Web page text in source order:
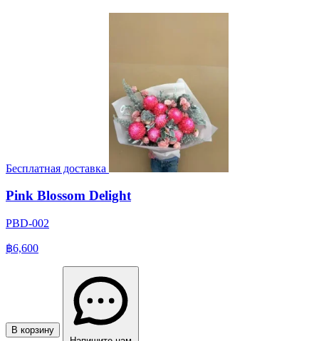
Бесплатная доставка
Pink Blossom Delight
PBD-002
฿6,600
В корзину